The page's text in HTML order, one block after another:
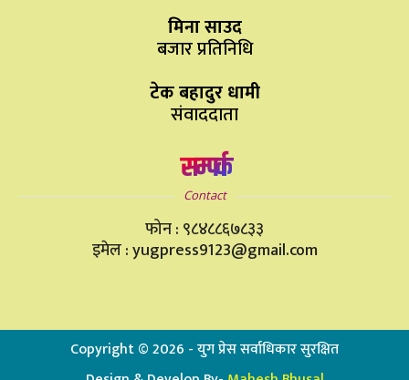
मिना साउद
बजार प्रतिनिधि
टेक बहादुर धामी
संवाददाता
सम्पर्क
Contact
फोन : ९८४८८६७८३३
इमेल : yugpress9123@gmail.com
Copyright ©2026 - युग प्रेस सर्वाधिकार सुरक्षित